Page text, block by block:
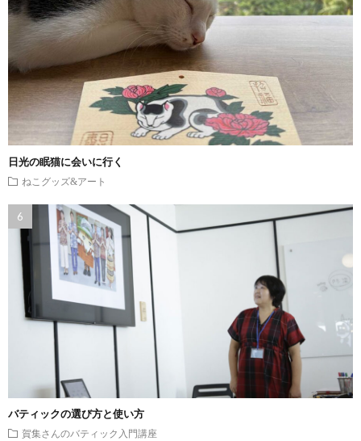
日光の眠猫に会いに行く
ねこグッズ&アート
バティックの選び方と使い方
賀集さんのバティック入門講座